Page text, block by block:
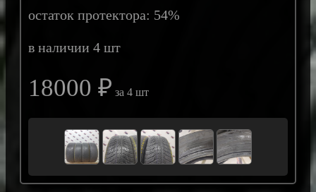
остаток протектора: 54%
в наличии 4 шт
18000 ₽ за 4 шт